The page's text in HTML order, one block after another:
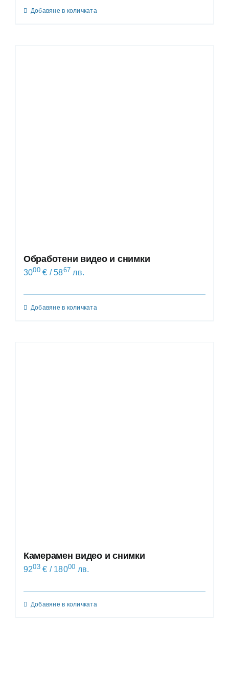
Добавяне в количката
Обработени видео и снимки
3000 € / 5867 лв.
Добавяне в количката
Камерамен видео и снимки
9203 € / 18000 лв.
Добавяне в количката